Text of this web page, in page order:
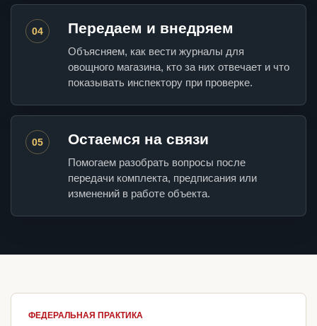
04 Передаем и внедряем
Объясняем, как вести журналы для
овощного магазина, кто за них отвечает и что
показывать инспектору при проверке.
05 Остаемся на связи
Помогаем разобрать вопросы после
передачи комплекта, предписания или
изменений в работе объекта.
ФЕДЕРАЛЬНАЯ ПРАКТИКА